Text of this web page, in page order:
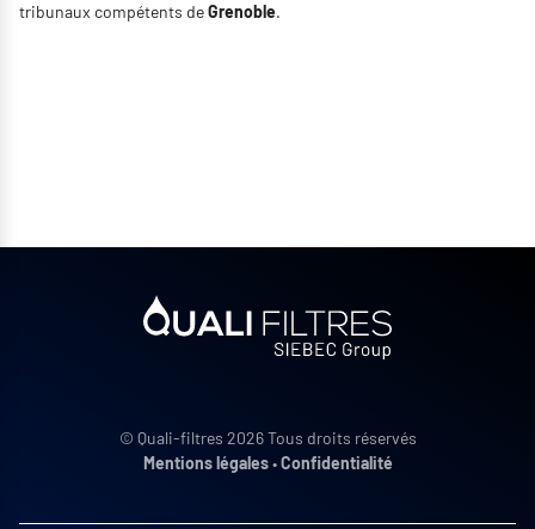
tribunaux compétents deGrenoble.
© Quali-filtres 2026 Tous droits réservés
Mentions légales•Confidentialité